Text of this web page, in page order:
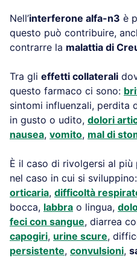
Nell’interferone alfa-n3 è
questo può contribuire,
contrarre la malattia di
Tra gli effetti collaterali
questo farmaco ci sono:
sintomi influenzali, perdita
in gusto o udito, dolori
nausea, vomito, mal di
È il caso di rivolgersi al
nel caso in cui si sviluppino:
orticaria, difficoltà
bocca, labbra o lingua,
feci con sangue, diarrea
capogiri, urine scure,
persistente, convulsioni,